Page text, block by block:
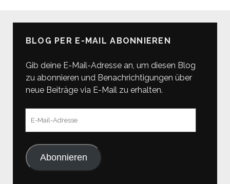
BLOG PER E-MAIL ABONNIEREN
Gib deine E-Mail-Adresse an, um diesen Blog
zu abonnieren und Benachrichtigungen über
neue Beiträge via E-Mail zu erhalten.
Abonnieren